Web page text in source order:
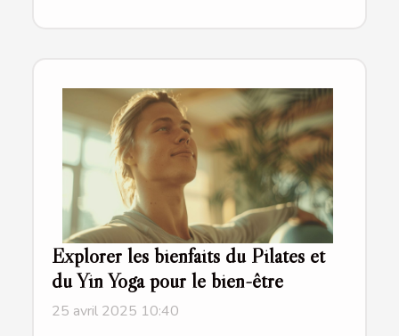
Explorer les bienfaits du Pilates et
du Yin Yoga pour le bien-être
25 avril 2025 10:40